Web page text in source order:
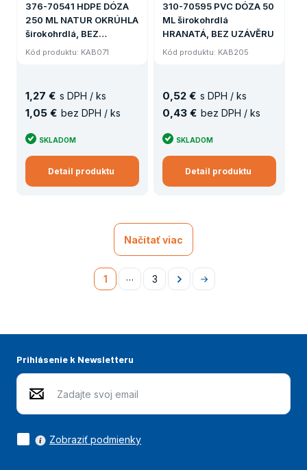
376-70541 HDPE DÓZA
250 ML NATUR OKRÚHLA
širokohrdlá, BEZ
UZÁVĚRU
Kód produktu: KAB071
1 27 € s DPH / ks
1 05 € bez DPH / ks
SKLADOM
Detail produktu
310-70595 PVC DÓZA 50
ML širokohrdlá
HRANATÁ, BEZ UZÁVĚRU
Kód produktu: KAB205
0 52 € s DPH / ks
0 43 € bez DPH / ks
SKLADOM
Detail produktu
Načítať viac
1 … 3
Následující
Na
Prihlásenie k Newsletteru
Zobraziť podmienky